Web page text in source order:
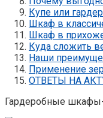
Купе или
Шкаф в
Шкаф в
Куда сложить
Наши
Применение
ОТВЕТЫ НА
Гардеробные шкафы-